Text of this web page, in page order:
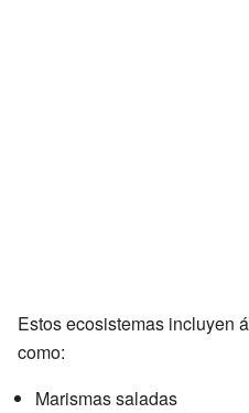
Estos ecosistemas incluyen
como:
Marismas saladas